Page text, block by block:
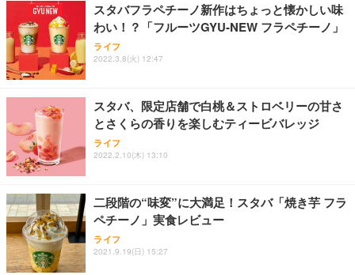
Sezlife オフィスチェア デスクチェア 疲れない テレ
ワーク チェア 強化バックレスト 30度ロッキング機
能 人間工学 椅子 腰サポート 90度跳ね上げ式アーム
務用 おしゃれ パソコンチェア (ブラック)
Sezlife オフィスチェア デスクチェア 疲れない テレ
ワーク チェア 強化バックレスト 30度ロッキング機
能 人間工学 椅子 腰サポート 90度跳ね上げ式アーム
務用 おしゃれ パソコンチェア (ホワイト)
ANDWINT オフィスチェア デスクチェア 肘なし メ
ッシュ 通気性 ランバーサポート付き 腰サポート ガ
ス圧無段階昇降 360度回転 キャスター付き コンパク
【純正品】27"ゲーミングモニター DualSense 充電
フック付き（CFI-ZDM1J）
【整備済み品】Dell E2724HS 27インチ 液晶モニタ
ー フルHD（1920×1080）VA 非光沢 HDMI/DisplayP
ort/VGA スピーカー内蔵 高さ調整 スイベル VESA対
【MiniLED/24.5inch/280Hz/FHD】GRAPHT THE S
HOOTER Gaming Monitor 24” Essential ゲーミン
グモニター QD 24.5インチ 1ms FHD 量子ドット 残
ネオ・ルーライフ ネオ・オムツ L 中型犬用 26枚入
り 単品
Smart Basic(スマートベーシック) 【Amazon.co.jp
限定】 Smart Basic アイリスオーヤマ ペットシーツ
超厚型 お徳用 ワイド 100枚入 (x 1) (ケース販売)
アイリスオーヤマ ペットシーツ 超厚型 お徳用 レギ
ュラー 200枚入【Amazon.co.jp限定】
スタバフラペチーノ新作はちょっと懐かしい味
わい！？「フルーツGYU‐NEW フラペチーノ」
ライフ
2022.3.8(火) 12:47
スタバ、限定店舗で白桃＆ストロベリーの甘さ
とさくらの香りを楽しむティービバレッジ
ライフ
2022.2.10(木) 13:10
二段階の“味変”に大満足！スタバ「焼き芋 フラ
ペチーノ」実食レビュー
ライフ
2021.9.19(日) 15:27